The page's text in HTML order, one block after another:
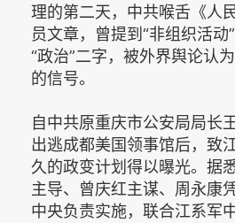
理的第二天，中共喉舌《人
员文章，曾提到“非组织活动
“政治”二字，被外界舆论认
的信号。
自中共原重庆市公安局局长
出逃成都美国领事馆后，致
久的政变计划得以曝光。据
主导、曾庆红主谋、周永康
中央负责实施，联合江系军